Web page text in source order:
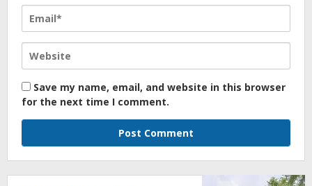
Save my name, email, and website in this browser
for the next time I comment.